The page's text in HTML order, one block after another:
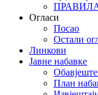
Огласи
Посао
Остали
Линкови
Јавне набавке
План